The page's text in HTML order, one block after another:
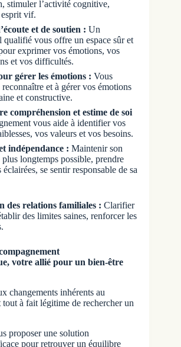
stimuler l’activité cognitive,
vif.
et de soutien : Un
qualifié vous offre un espace sûr et
exprimer vos émotions, vos
et vos difficultés.
gérer les émotions : Vous
reconnaître et à gérer vos émotions
et constructive.
compréhension et estime de soi
vous aide à identifier vos
vos valeurs et vos besoins.
indépendance : Maintenir son
longtemps possible, prendre
éclairées, se sentir responsable de sa
des relations familiales : Clarifier
des limites saines, renforcer les
votre allié pour un bien-être
changements inhérents au
à fait légitime de rechercher un
proposer une solution
pour retrouver un équilibre